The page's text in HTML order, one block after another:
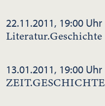
22.11.2011, 19:00 Uhr
Literatur.Geschichte
13.01.2011, 19:00 Uhr
ZEIT.GESCHICHTE